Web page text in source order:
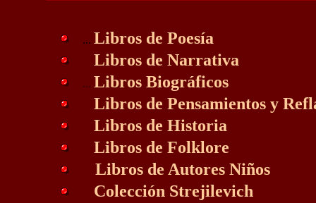
... Libros de Poesía
Libros de Narrativa
... Libros Biográficos
Libros de Pensamientos y
Libros de Historia
Libros de Folklore
Libros de Autores Niños
Colección Strejilevich